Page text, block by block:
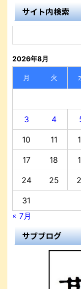
サイト内検索
2026年8月
月 火
3 4
10 11
17 18
24 25
31
« 7月
サブブログ